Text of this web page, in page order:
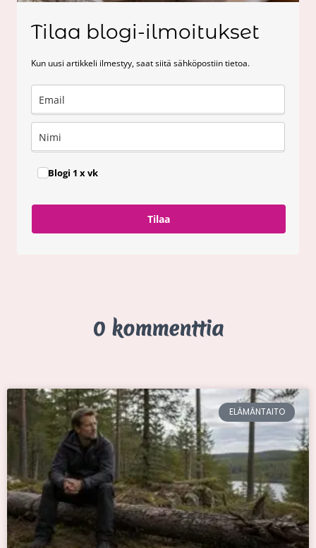
Tilaa blogi-ilmoitukset
Kun uusi artikkeli ilmestyy, saat siitä sähköpostiin tietoa.
Blogi 1 x vk
Tilaa
0 kommenttia
ELÄMÄNTAITO